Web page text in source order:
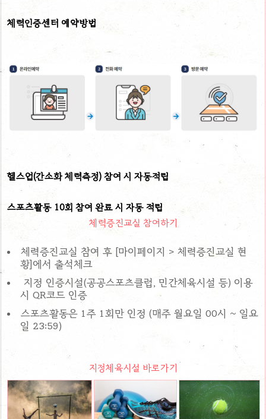
체력인증센터 예약방법
헬스업(간소화 체력측정) 참여 시 자동적립
스포츠활동 10회 참여 완료 시 자동 적립
체력증진교실 참여하기
체력증진교실 참여 후 [마이페이지 > 체력증진교실 현
황]에서 출석체크
지정 인증시설(공공스포츠클럽, 민간체육시설 등) 이용
시 QR코드 인증
스포츠활동은 1주 1회만 인정 (매주 월요일 00시 ~ 일요
일 23:59)
지정체육시설 바로가기